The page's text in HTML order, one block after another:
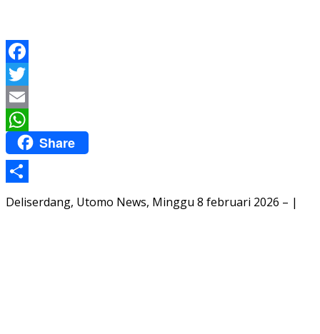
Facebook
Twitter
Email
WhatsApp
Share
Share
Deliserdang, Utomo News, Minggu 8 februari 2026 – |